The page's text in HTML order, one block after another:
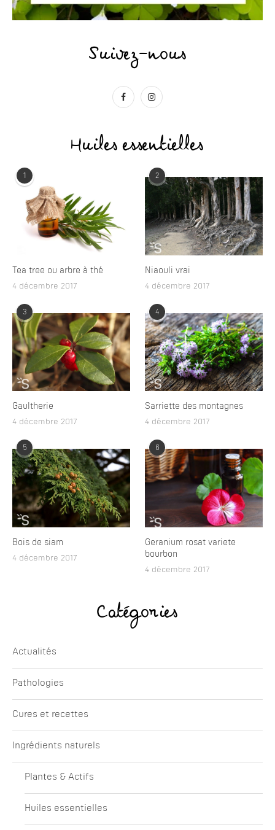
Suivez-nous
Huiles essentielles
1
Tea tree ou arbre à thé
4 décembre 2017
2
Niaouli vrai
4 décembre 2017
3
Gaultherie
4 décembre 2017
4
Sarriette des montagnes
4 décembre 2017
5
Bois de siam
4 décembre 2017
6
Geranium rosat variete
bourbon
4 décembre 2017
Catégories
Actualités
Pathologies
Cures et recettes
Ingrédients naturels
Plantes & Actifs
Huiles essentielles